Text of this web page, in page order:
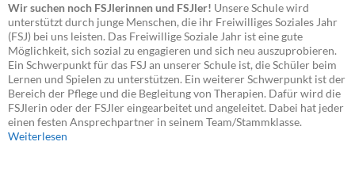
Wir suchen noch FSJlerinnen und FSJler! Unsere Schule wird
unterstützt durch junge Menschen, die ihr Freiwilliges Soziales Jahr
(FSJ) bei uns leisten. Das Freiwillige Soziale Jahr ist eine gute
Möglichkeit, sich sozial zu engagieren und sich neu auszuprobieren.
Ein Schwerpunkt für das FSJ an unserer Schule ist, die Schüler beim
Lernen und Spielen zu unterstützen. Ein weiterer Schwerpunkt ist der
Bereich der Pflege und die Begleitung von Therapien. Dafür wird die
FSJlerin oder der FSJler eingearbeitet und angeleitet. Dabei hat jeder
einen festen Ansprechpartner in seinem Team/Stammklasse.
Weiterlesen